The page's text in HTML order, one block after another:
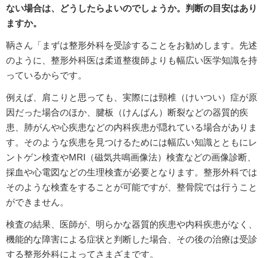
ない場合は、どうしたらよいのでしょうか。判断の目安はあり
ますか。
鞆さん「まずは整形外科を受診することをお勧めします。先述
のように、整形外科医は柔道整復師よりも幅広い医学知識を持
っているからです。
例えば、肩こりと思っても、実際には頸椎（けいつい）症が原
因だった場合のほか、腱板（けんばん）断裂などの器質的疾
患、肺がんや心疾患などの内科疾患が隠れている場合がありま
す。そのような疾患を見つけるためには幅広い知識とともにレ
ントゲン検査やMRI（磁気共鳴画像法）検査などの画像診断、
採血や心電図などの生理検査が必要となります。整形外科では
そのような検査をすることが可能ですが、整骨院では行うこと
ができません。
検査の結果、医師が、明らかな器質的疾患や内科疾患がなく、
機能的な障害による症状と判断した場合、その後の治療は受診
する整形外科によってさまざまです。